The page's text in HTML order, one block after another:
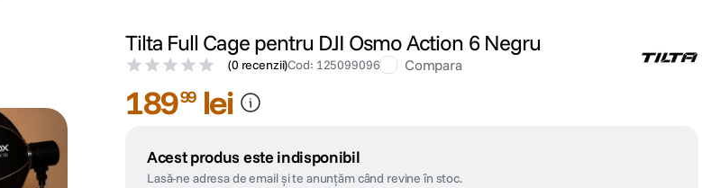
Tilta Full Cage pentru DJI Osmo Action 6 Negru
(0 recenzii)Cod: 125099096 Compara
18999 lei
Acest produs este indisponibil
Lasă-ne adresa de email și te anunțăm când revine în stoc.